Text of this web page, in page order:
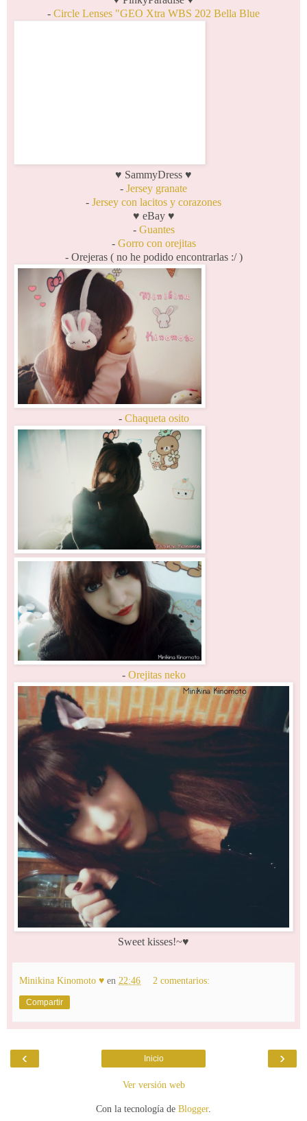
- Circle Lenses "GEO Xtra WBS 202 Bella Blue
♥ SammyDress ♥
- Jersey granate
- Jersey con lacitos y corazones
♥ eBay ♥
- Guantes
- Gorro con orejitas
- Orejeras ( no he podido encontrarlas :/ )
- Chaqueta osito
- Orejitas neko
Sweet kisses!~♥
Minikina Kinomoto ♥ en 22:46 2 comentarios:
Compartir
‹ ›
Inicio
Ver versión web
Con la tecnología de Blogger.